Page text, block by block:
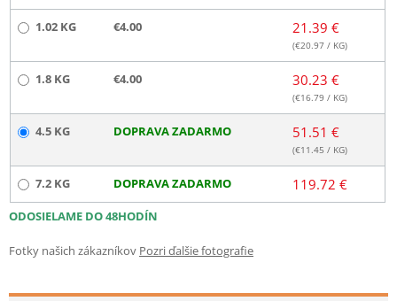
1.02 KG €4.00 21.39 €
(€20.97 / KG)
1.8 KG €4.00 30.23 €
(€16.79 / KG)
4.5 KG DOPRAVA ZADARMO 51.51 €
(€11.45 / KG)
7.2 KG DOPRAVA ZADARMO 119.72 €
ODOSIELAME DO 48HODÍN
Fotky našich zákazníkov Pozri ďalšie fotografie